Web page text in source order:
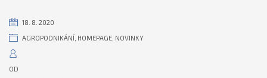
18. 8. 2020
AGROPODNIKÁNÍ HOMEPAGE NOVINKY
OD